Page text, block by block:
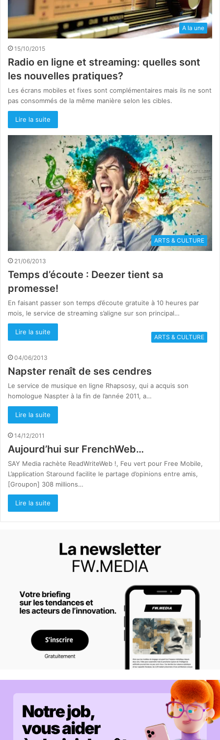
A la une
15/10/2015
Radio en ligne et streaming: quelles sont
les nouvelles pratiques?
Les écrans mobiles et fixes sont complémentaires mais ils ne sont
pas consommés de la même manière selon les cibles.
Lire la suite
ARTS & CULTURE
21/06/2013
Temps d’écoute : Deezer tient sa
promesse!
En faisant passer son temps d’écoute gratuite à 10 heures par
mois, le service de streaming s’aligne sur son principal…
Lire la suite
ARTS & CULTURE
04/06/2013
Napster renaît de ses cendres
Le service de musique en ligne Rhapsosy, qui a acquis son
homologue Naspter à la fin de l’année 2011, a…
Lire la suite
14/12/2011
Aujourd’hui sur FrenchWeb…
SAY Media rachète ReadWriteWeb !, Feu vert pour Free Mobile,
L’application Staround facilite le partage d’opinions entre amis,
[Groupon] 308 millions…
Lire la suite